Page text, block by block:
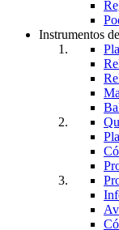
Instrumentos